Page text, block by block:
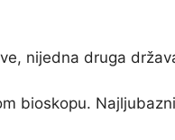
nijedna druga
bioskopu.